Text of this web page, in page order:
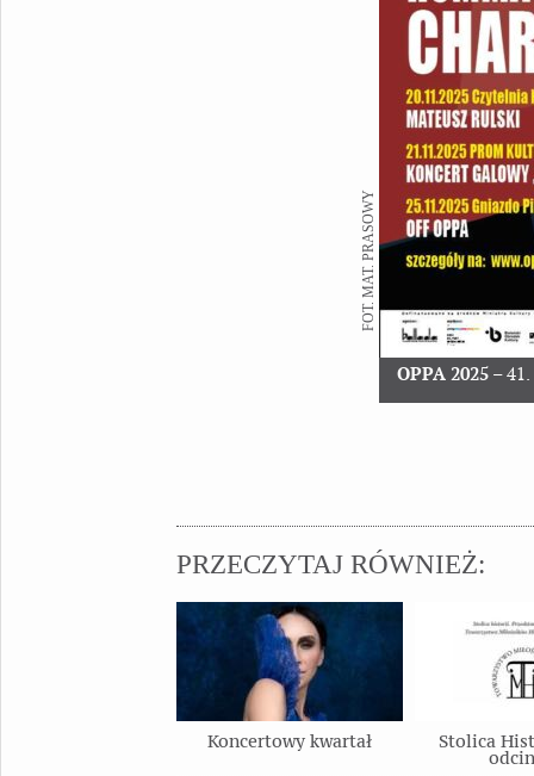
OPPA 2025 –
FOT. MAT. PRASOWY
PRZECZYTAJ RÓWNIEŻ:
Koncertowy kwartał Stolica